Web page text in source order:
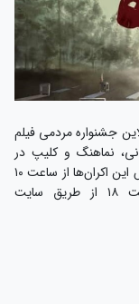
جشنواره مردمی فیلم
نماهنگ و کلیپ در
سایت «عماریار» نمایش داده می‌شوند. اولین سانس این اکران‌ها از ساعت ۱۰
صبح شروع می‌شود و سانس پایانی از ساعت ۱۸ از طریق سایت